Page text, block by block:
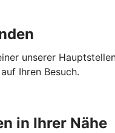
unserer
Ihren Besuch.
in Ihrer Nähe